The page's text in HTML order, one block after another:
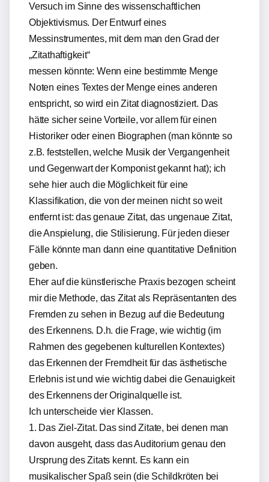
Versuch im Sinne des wissenschaftlichen
Objektivismus. Der Entwurf eines
Messinstrumentes, mit dem man den Grad der
„Zitathaftigkeit“
messen könnte: Wenn eine bestimmte Menge
Noten eines Textes der Menge eines anderen
entspricht, so wird ein Zitat diagnostiziert. Das
hätte sicher seine Vorteile, vor allem für einen
Historiker oder einen Biographen (man könnte so
z.B. feststellen, welche Musik der Vergangenheit
und Gegenwart der Komponist gekannt hat); ich
sehe hier auch die Möglichkeit für eine
Klassifikation, die von der meinen nicht so weit
entfernt ist: das genaue Zitat, das ungenaue Zitat,
die Anspielung, die Stilisierung. Für jeden dieser
Fälle könnte man dann eine quantitative Definition
geben.
Eher auf die künstlerische Praxis bezogen scheint
mir die Methode, das Zitat als Repräsentanten des
Fremden zu sehen in Bezug auf die Bedeutung
des Erkennens. D.h. die Frage, wie wichtig (im
Rahmen des gegebenen kulturellen Kontextes)
das Erkennen der Fremdheit für das ästhetische
Erlebnis ist und wie wichtig dabei die Genauigkeit
des Erkennens der Originalquelle ist.
Ich unterscheide vier Klassen.
1. Das Ziel-Zitat. Das sind Zitate, bei denen man
davon ausgeht, dass das Auditorium genau den
Ursprung des Zitats kennt. Es kann ein
musikalischer Spaß sein (die Schildkröten bei